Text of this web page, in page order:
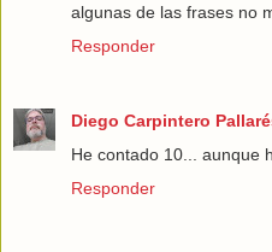
algunas de las frases no
Responder
Diego Carpintero
He contado 10... aunque
Responder